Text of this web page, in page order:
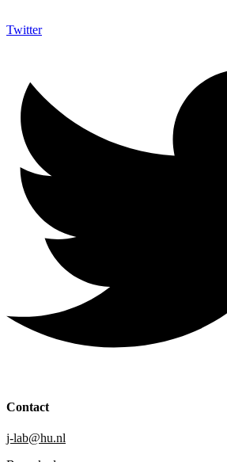
Twitter
Contact
j-lab@hu.nl